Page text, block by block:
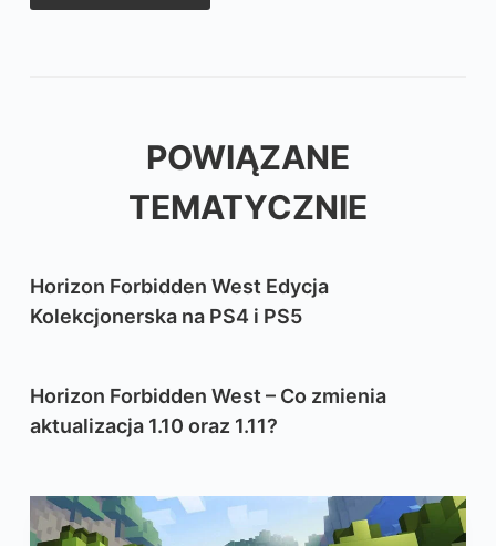
POWIĄZANE
TEMATYCZNIE
Horizon Forbidden West Edycja
Kolekcjonerska na PS4 i PS5
Horizon Forbidden West – Co zmienia
aktualizacja 1.10 oraz 1.11?